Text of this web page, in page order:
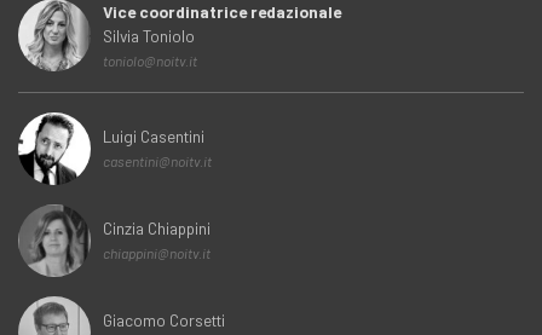
Vice coordinatrice redazionale
Silvia Toniolo
toniolo@noitv.it
Luigi Casentini
casentini@noitv.it
Cinzia Chiappini
chiappini@noitv.it
Giacomo Corsetti